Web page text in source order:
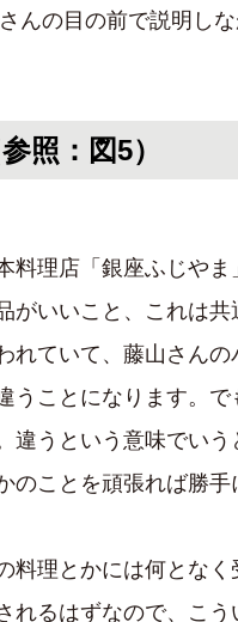
んの目の前で説明し
照：図5）
理店「銀座ふじや
いいこと、これは
ていて、藤山さん
ことになります。
うという意味でい
ことを頑張れば勝
理とかには何とな
るはずなので、こ